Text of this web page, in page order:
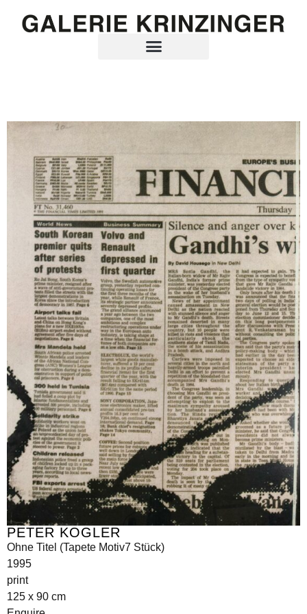
PETER KOGLER
Ohne Titel (Tapete Motiv7 Stück)
1995
print
125 x 90 cm